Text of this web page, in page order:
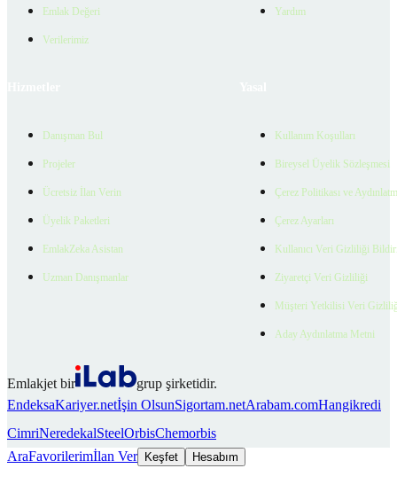
Emlak Değeri
Verilerimiz
Yardım
Danışman Bul
Projeler
Ücretsiz İlan Verin
Üyelik Paketleri
EmlakZeka Asistan
Uzman Danışmanlar
Kullanım Koşulları
Bireysel Üyelik Sözleşmesi
Çerez Politikası ve
Çerez Ayarları
Kullanıcı Veri Gizliliği
Ziyaretçi Veri Gizliliği
Müşteri Yetkilisi Veri
Aday Aydınlatma Metni
Emlakjet bir
grup şirketidir.
EndeksaKariyer.netİşin OlsunSigortam.netArabam.comHangikredi
CimriNeredekalSteelOrbisChemorbis
AraFavorilerimİlan Ver Keşfet Hesabım